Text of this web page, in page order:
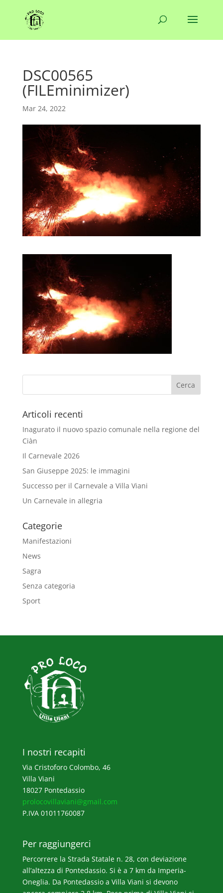
DSC00565
(FILEminimizer)
Mar 24, 2022
Articoli recenti
Inagurato il nuovo spazio comunale nella regione del
Ciàn
Il Carnevale 2026
San Giuseppe 2025: le immagini
Successo per il Carnevale a Villa Viani
Un Carnevale in allegria
Categorie
Manifestazioni
News
Sagra
Senza categoria
Sport
I nostri recapiti
Via Cristoforo Colombo, 46
Villa Viani
18027 Pontedassio
prolocovillaviani@gmail.com
P.IVA 01011760087
Per raggiungerci
Percorrere la Strada Statale n. 28, con deviazione
all’altezza di Pontedassio. Si è a 7 km da Imperia-
Oneglia. Da Pontedassio a Villa Viani si devono